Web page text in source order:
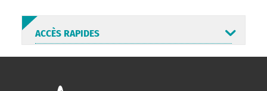
ACCÈS RAPIDES